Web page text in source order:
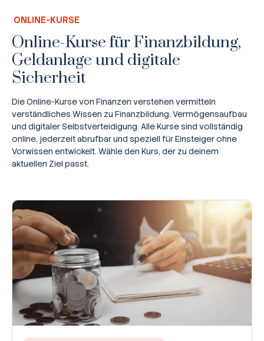
Online Kurse
ONLINE-KURSE
Online-Kurse für Finanzbildung,
Geldanlage und digitale
Sicherheit
Die Online-Kurse von Finanzen verstehen vermitteln
verständliches Wissen zu Finanzbildung, Vermögensaufbau
und digitaler Selbstverteidigung. Alle Kurse sind vollständig
online, jederzeit abrufbar und speziell für Einsteiger ohne
Vorwissen entwickelt. Wähle den Kurs, der zu deinem
aktuellen Ziel passt.